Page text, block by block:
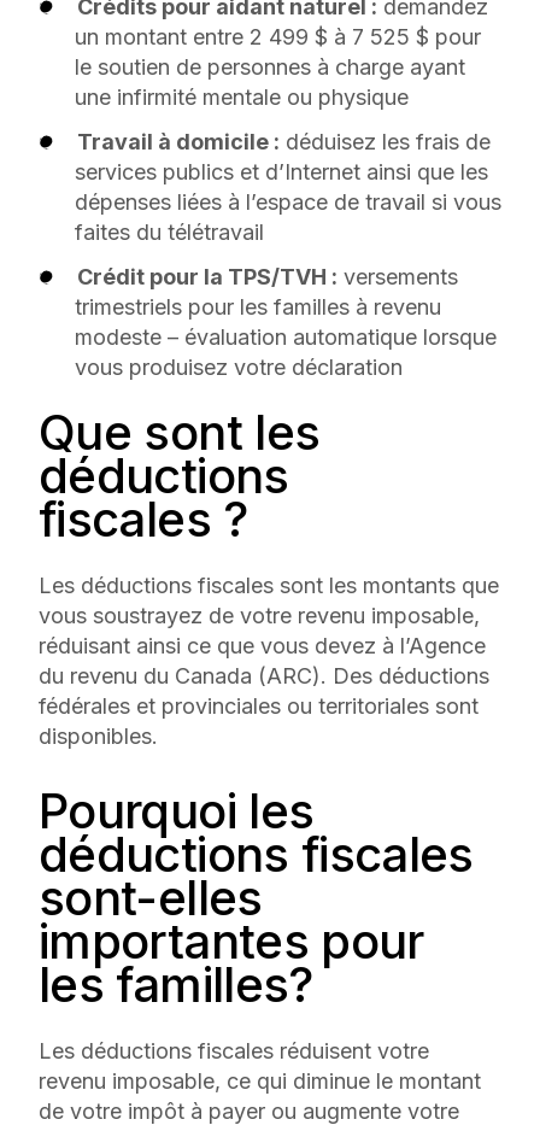
Crédits pour aidant naturel : demandez
un montant entre 2 499 $ à 7 525 $ pour
le soutien de personnes à charge ayant
une infirmité mentale ou physique
Travail à domicile : déduisez les frais de
services publics et d’Internet ainsi que les
dépenses liées à l’espace de travail si vous
faites du télétravail
Crédit pour la TPS/TVH : versements
trimestriels pour les familles à revenu
modeste – évaluation automatique lorsque
vous produisez votre déclaration
Que sont les
déductions
fiscales ?
Les déductions fiscales sont les montants que
vous soustrayez de votre revenu imposable,
réduisant ainsi ce que vous devez à l’Agence
du revenu du Canada (ARC). Des déductions
fédérales et provinciales ou territoriales sont
disponibles.
Pourquoi les
déductions fiscales
sont-elles
importantes pour
les familles?
Les déductions fiscales réduisent votre
revenu imposable, ce qui diminue le montant
de votre impôt à payer ou augmente votre